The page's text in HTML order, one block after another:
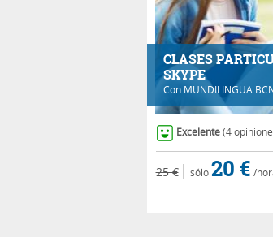
CLASES
SKYPE
Con MUNDILINGUA
Excelente (4
25 € sólo20 € /